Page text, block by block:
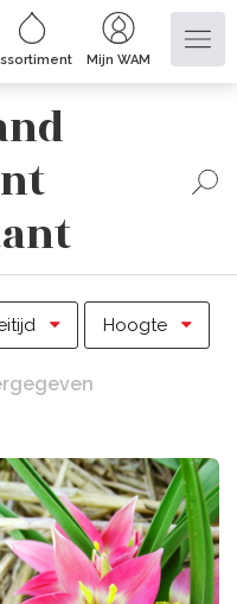
Mijn WAM
Hoogte